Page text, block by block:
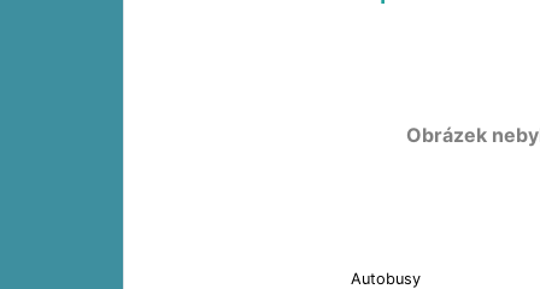
Obrázek
Autobusy